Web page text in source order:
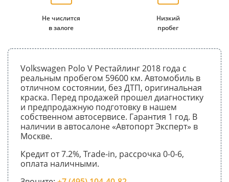
Не числится
в залоге
Низкий
пробег
Volkswagen Polo V Рестайлинг 2018 года с
реальным пробегом 59600 км. Автомобиль в
отличном состоянии, без ДТП, оригинальная
краска. Перед продажей прошел диагностику
и предпродажную подготовку в нашем
собственном автосервисе. Гарантия 1 год. В
наличии в автосалоне «Автопорт Эксперт» в
Москве.
Кредит от 7.2%, Trade-in, рассрочка 0-0-6,
оплата наличными.